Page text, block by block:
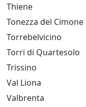
Thiene
Tonezza del Cimone
Torrebelvicino
Torri di Quartesolo
Trissino
Val Liona
Valbrenta